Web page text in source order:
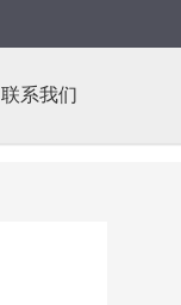
联系我们